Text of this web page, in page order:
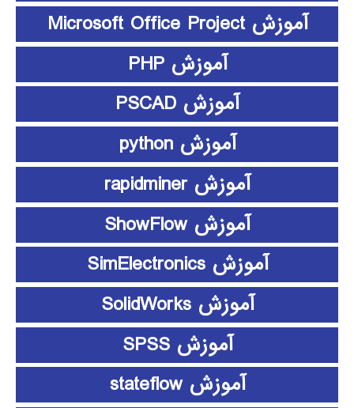
آموزش Microsoft Office Project
آموزش PHP
آموزش PSCAD
آموزش python
آموزش rapidminer
آموزش ShowFlow
آموزش SimElectronics
آموزش SolidWorks
آموزش SPSS
آموزش stateflow